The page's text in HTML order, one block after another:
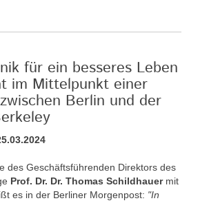
für ein besseres Leben
im Mittelpunkt einer
Berlin und der
des Geschäftsführenden Direktors des
Prof. Dr. Dr. Thomas Schildhauermit
es in der Berliner Morgenpost: "In